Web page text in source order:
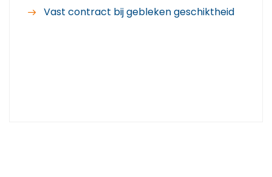
Vast contract bij gebleken geschiktheid